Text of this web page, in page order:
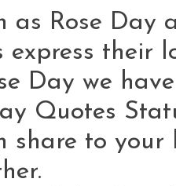
as Rose Day
express their
Day we
Quotes
share to